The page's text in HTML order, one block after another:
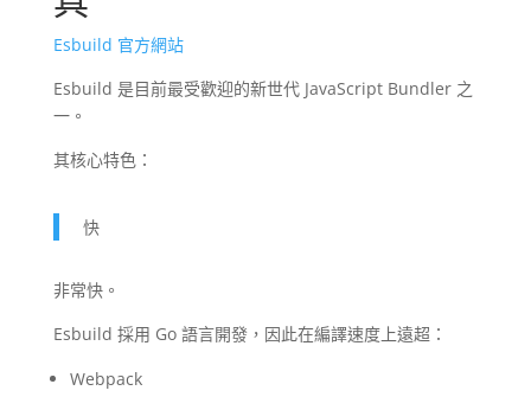
Esbuild 官方網站
Esbuild 是目前最受歡迎的新世代 JavaScript Bundler 之
一。
其核心特色：
快
非常快。
Esbuild 採用 Go 語言開發，因此在編譯速度上遠超：
Webpack